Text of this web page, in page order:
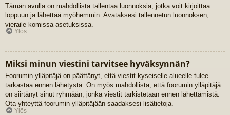
Tämän avulla on mahdollista tallentaa luonnoksia, jotka voit kirjoittaa
loppuun ja lähettää myöhemmin. Avataksesi tallennetun luonnoksen,
vieraile komissa asetuksissa.
Ylös
Miksi minun viestini tarvitsee hyväksynnän?
Foorumin ylläpitäjä on päättänyt, että viestit kyseiselle alueelle tulee
tarkastaa ennen lähetystä. On myös mahdollista, että foorumin ylläpitäjä
on siirtänyt sinut ryhmään, jonka viestit tarkistetaan ennen lähettämistä.
Ota yhteyttä foorumin ylläpitäjään saadaksesi lisätietoja.
Ylös